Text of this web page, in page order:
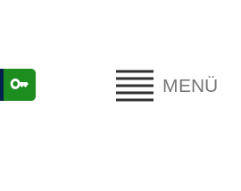
MENÜ